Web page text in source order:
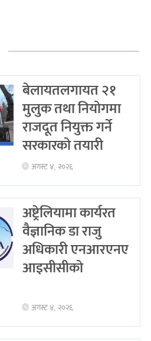
बेलायतलगायत २१
मुलुक तथा नियोगमा
राजदूत नियुक्त गर्ने
सरकारको तयारी
अगस्ट ४, २०२६
अष्ट्रेलियामा कार्यरत
वैज्ञानिक डा राजु
अधिकारी एनआरएनए
आइसीसीको
अगस्ट ४, २०२६